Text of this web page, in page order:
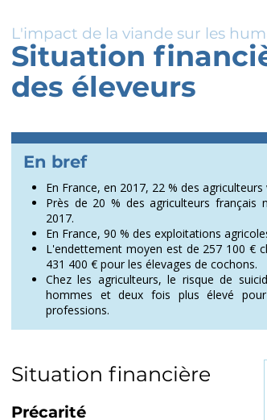
L'impact de la viande sur les
Situation
des éleveurs
En France, en 2017, 22 % des
Près de 20 % des agriculteurs français
2017.
En France, 90 % des exploitations
L'endettement moyen est de 257 100 €
431 400 € pour les élevages de cochons.
Chez les agriculteurs, le risque de
hommes et deux fois plus élevé
professions.
Situation financière
Précarité